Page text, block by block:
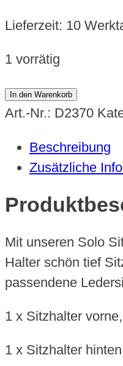
Lieferzeit: 10
1 vorrätig
Solo
Sitzhalter
In den Warenkorb
Art.-Nr.: D2370
Beschreibung
Zusätzliche
Mit unseren Solo
Halter schön tief
passendene
1 x Sitzhalter
1 x Sitzhalter